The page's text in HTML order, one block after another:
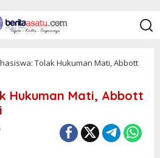
Tolak Hukuman Mati, Abbott
Hukuman Mati, Abbott